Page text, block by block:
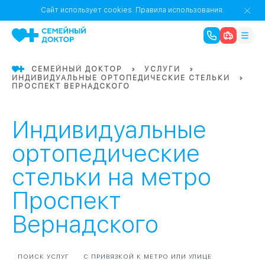
02
05
1 0
18
Бабушкинская
Бауманская
Баррикадная
Речной Вокзал
Октябрьское
Октябрьское
Сайт использует cookies. Правила использования.
СЕМЕЙНЫЙ ДОКТОР
УСЛУГИ
ИНДИВИДУАЛЬНЫЕ ОРТОПЕДИЧЕСКИЕ СТЕЛЬКИ
ПРОСПЕКТ ВЕРНАДСКОГО
Индивидуальные
ортопедические
стельки на метро
Проспект
Вернадского
ПОИСК УСЛУГ С ПРИВЯЗКОЙ К МЕТРО ИЛИ УЛИЦЕ